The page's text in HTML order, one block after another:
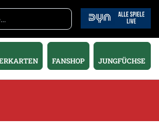
FANSHOP JUNGFÜCHSE